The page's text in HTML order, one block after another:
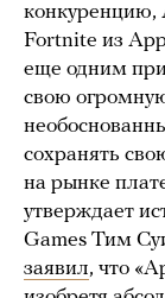
конкуренцию,
Fortnite из
еще одним
свою
сохранять
на рынке
утверждает
Games Тим
заявил, что